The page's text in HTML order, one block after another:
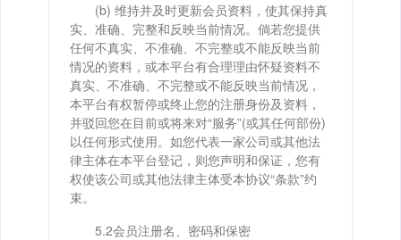
(b) 维持并及时更新会员资料，使其保持真
实、准确、完整和反映当前情况。倘若您提供
任何不真实、不准确、不完整或不能反映当前
情况的资料，或本平台有合理理由怀疑资料不
真实、不准确、不完整或不能反映当前情况，
本平台有权暂停或终止您的注册身份及资料，
并驳回您在目前或将来对“服务”(或其任何部份)
以任何形式使用。如您代表一家公司或其他法
律主体在本平台登记，则您声明和保证，您有
权使该公司或其他法律主体受本协议“条款”约
束。
5.2会员注册名、密码和保密